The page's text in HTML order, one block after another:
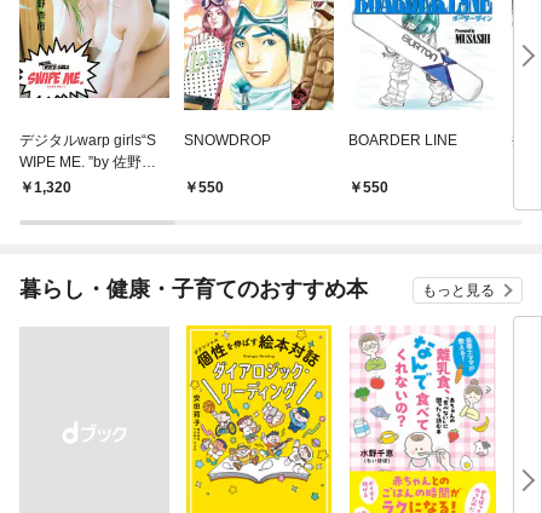
デジタルwarp girls“S
WIPE ME. ”by 佐野円
香＿今野杏南「カフェ
っちゃった！？」
1,320
SNOWDROP
550
BOARDER LINE
550
丼
暮らし・健康・子育てのおすすめ本 もっと見る